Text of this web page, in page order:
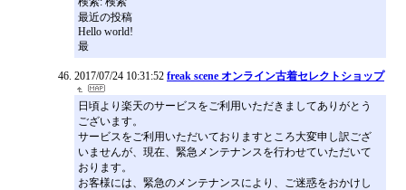
最近の投稿
Hello world!
最
2017/07/24 10:31:52 freak scene オンライン古着セレクトショップ
日頃より楽天のサービスをご利用いただきましてありがとう
ございます。
サービスをご利用いただいておりますところ大変申し訳ござ
いませんが、現在、緊急メンテナンスを行わせていただいて
おります。
お客様には、緊急のメンテナンスにより、ご迷惑をおかけし